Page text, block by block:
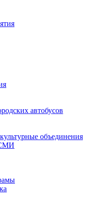
автобусов
объединения
СМИ